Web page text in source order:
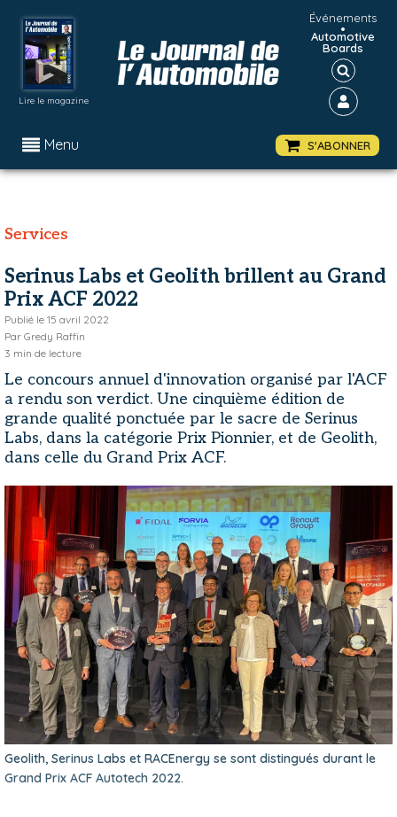
Lire le magazine
Événements
•
Automotive
Boards
Menu S'ABONNER
Services
Serinus Labs et Geolith brillent au Grand
Prix ACF 2022
Publié le 15 avril 2022
Par Gredy Raffin
3 min de lecture
Le concours annuel d'innovation organisé par l'ACF
a rendu son verdict. Une cinquième édition de
grande qualité ponctuée par le sacre de Serinus
Labs, dans la catégorie Prix Pionnier, et de Geolith,
dans celle du Grand Prix ACF.
Geolith, Serinus Labs et RACEnergy se sont distingués durant le
Grand Prix ACF Autotech 2022.